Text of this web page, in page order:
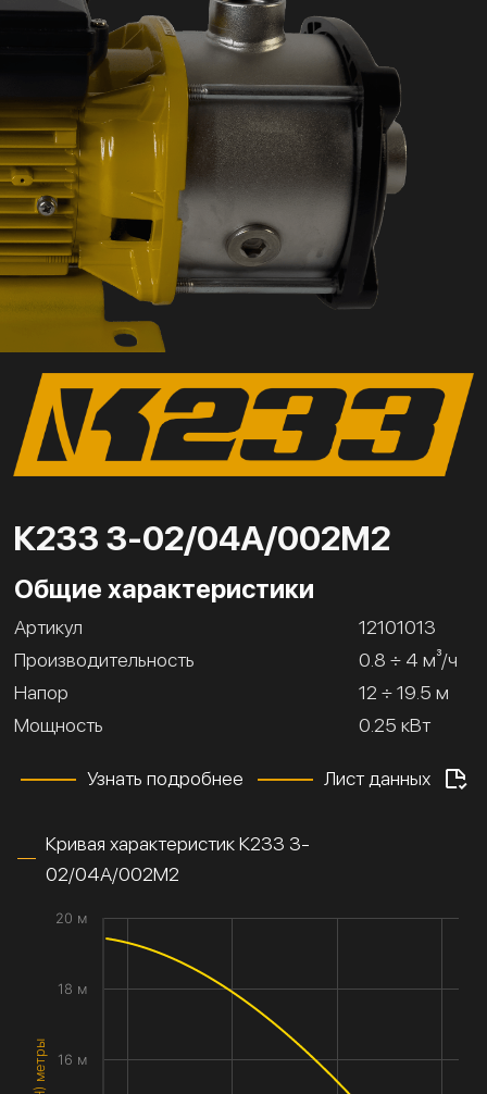
К233 3-02/04А/002М2
Общие характеристики
Артикул
12101013
Производительность
0.8 ÷ 4 м³/ч
Напор
12 ÷ 19.5 м
Мощность
0.25 кВт
Узнать подробнее Лист данных
Кривая характеристик К233 3-
02/04А/002М2
16 м
18 м
20 м